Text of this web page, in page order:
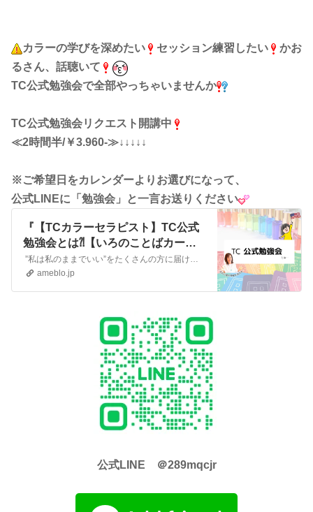
カラーの学びを深めたい セッション練習したい
かお
るさん、話聴いて
TC公式勉強会で全部やっちゃいませんか
TC公式勉強会リクエスト開講中
≪2時間半/￥3.960-≫↓↓↓↓↓
※ご希望日をカレンダーよりお選びになって、
公式LINEに「勉強会」と一言お送りください
『【TCカラーセラピスト】TC公式
勉強会とは⁈【いろのことばカード
ファシリテーター】』
”私は私のままでいい”をたくさんの方に届けたい TCマスタートレーナー＆カラーセラピストかわさき かおるですいつも色と心のいろいろな話をお読みいただきありが…
ameblo.jp
公式LINE ＠289mqcjr